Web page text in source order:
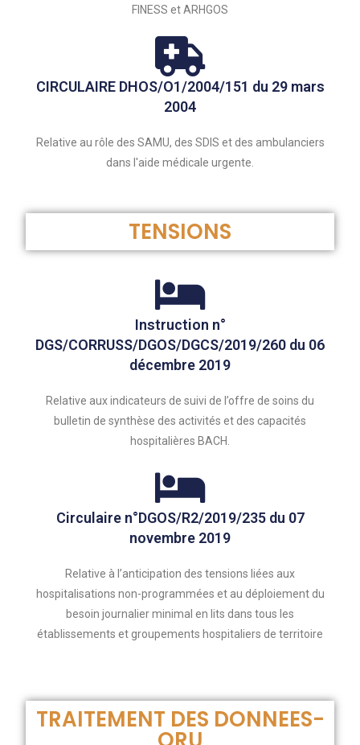
FINESS et ARHGOS
CIRCULAIRE DHOS/O1/2004/151 du 29 mars
2004
Relative au rôle des SAMU, des SDIS et des ambulanciers
dans l'aide médicale urgente.
TENSIONS
Instruction n°
DGS/CORRUSS/DGOS/DGCS/2019/260 du 06
décembre 2019
Relative aux indicateurs de suivi de l’offre de soins du
bulletin de synthèse des activités et des capacités
hospitalières BACH.
Circulaire n°DGOS/R2/2019/235 du 07
novembre 2019
Relative à l’anticipation des tensions liées aux
hospitalisations non-programmées et au déploiement du
besoin journalier minimal en lits dans tous les
établissements et groupements hospitaliers de territoire
TRAITEMENT DES DONNEES-